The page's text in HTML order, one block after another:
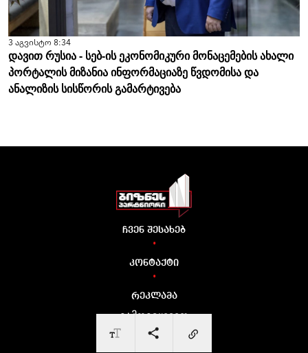
3 აგვისტო 8:34
დავით რუსია - სებ-ის ეკონომიკური მონაცემების ახალი
პორტალის მიზანია ინფორმაციაზე წვდომისა და
ანალიზის სისწორის გამარტივება
ჩვენ შესახებ
•
კონტაქტი
•
რეკლამა
გამოგვყევით